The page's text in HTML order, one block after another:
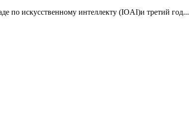
по искусственному интеллекту (IOAI)и третий год...